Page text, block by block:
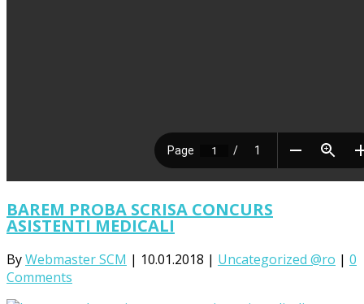
BAREM PROBA SCRISA CONCURS
ASISTENTI MEDICALI
ByWebmaster SCM | 10.01.2018 | Uncategorized @ro | 0
Comments